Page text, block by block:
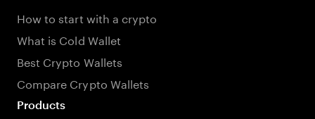
How to start with a crypto
What is Cold Wallet
Best Crypto Wallets
Compare Crypto Wallets
Products